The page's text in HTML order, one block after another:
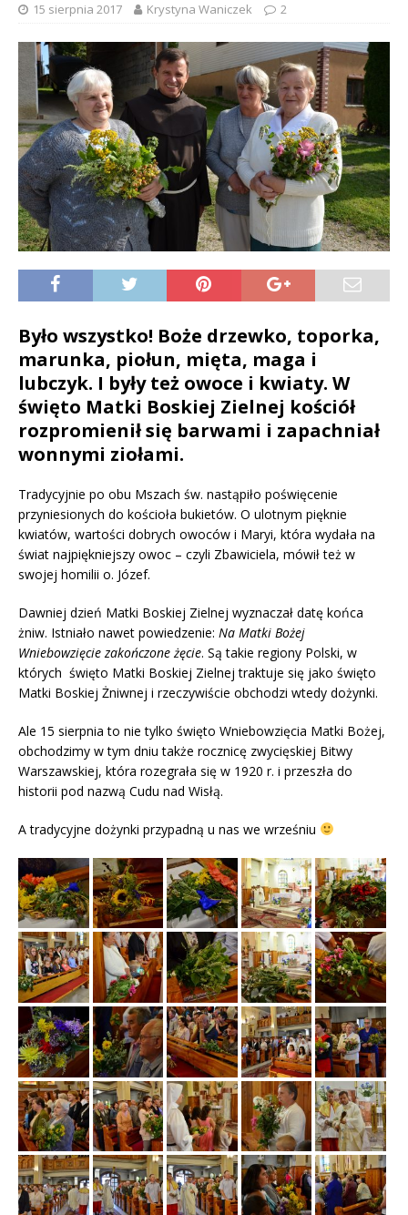
15 sierpnia 2017 Krystyna Waniczek 2
Było wszystko! Boże drzewko, toporka,
marunka, piołun, mięta, maga i
lubczyk. I były też owoce i kwiaty. W
święto Matki Boskiej Zielnej kościół
rozpromienił się barwami i zapachniał
wonnymi ziołami.
Tradycyjnie po obu Mszach św. nastąpiło poświęcenie
przyniesionych do kościoła bukietów. O ulotnym pięknie
kwiatów, wartości dobrych owoców i Maryi, która wydała na
świat najpiękniejszy owoc – czyli Zbawiciela, mówił też w
swojej homilii o. Józef.
Dawniej dzień Matki Boskiej Zielnej wyznaczał datę końca
żniw. Istniało nawet powiedzenie: Na Matki Bożej
Wniebowzięcie zakończone żęcie. Są takie regiony Polski, w
których święto Matki Boskiej Zielnej traktuje się jako święto
Matki Boskiej Żniwnej i rzeczywiście obchodzi wtedy dożynki.
Ale 15 sierpnia to nie tylko święto Wniebowzięcia Matki Bożej,
obchodzimy w tym dniu także rocznicę zwycięskiej Bitwy
Warszawskiej, która rozegrała się w 1920 r. i przeszła do
historii pod nazwą Cudu nad Wisłą.
A tradycyjne dożynki przypadną u nas we wrześniu